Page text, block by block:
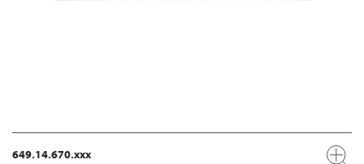
649.14.670.xxx